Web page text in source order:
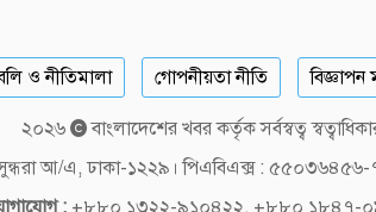
ও নীতিমালা গোপনীয়তা নীতি বিজ্ঞাপন
২০২৬
বাংলাদেশের খবর কর্তৃক সর্বস্বত্ব
আ/এ, ঢাকা-১২২৯। পিএবিএক্স :
: +৮৮০ ১৩২২-৯১০৪২২, +৮৮০ ১৮৪৭-